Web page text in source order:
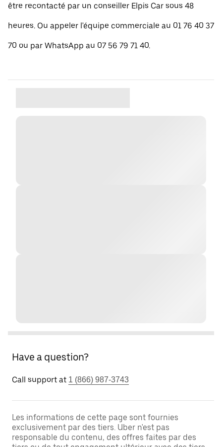
être recontacté par un conseiller Elpis Car sous 48
heures. Ou appeler l'équipe commerciale au 01 76 40 37
70 ou par WhatsApp au 07 56 79 71 40.
Have a question?
Call support at 1 (866) 987-3743
Les informations de cette page sont fournies
exclusivement par des tiers. Uber n'est pas
responsable du contenu, des offres faites par des